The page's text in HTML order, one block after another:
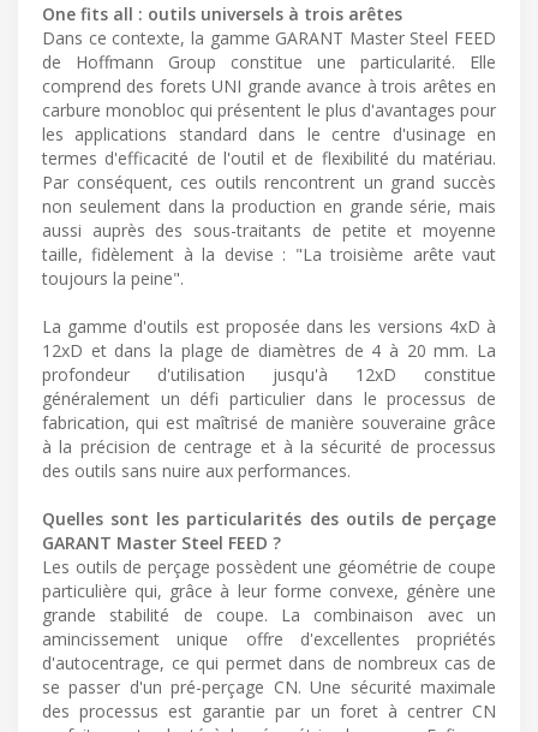
One fits all : outils universels à trois arêtes
Dans ce contexte, la gamme GARANT Master Steel FEED
de Hoffmann Group constitue une particularité. Elle
comprend des forets UNI grande avance à trois arêtes en
carbure monobloc qui présentent le plus d'avantages pour
les applications standard dans le centre d'usinage en
termes d'efficacité de l'outil et de flexibilité du matériau.
Par conséquent, ces outils rencontrent un grand succès
non seulement dans la production en grande série, mais
aussi auprès des sous-traitants de petite et moyenne
taille, fidèlement à la devise : "La troisième arête vaut
toujours la peine".
La gamme d'outils est proposée dans les versions 4xD à
12xD et dans la plage de diamètres de 4 à 20 mm. La
profondeur d'utilisation jusqu'à 12xD constitue
généralement un défi particulier dans le processus de
fabrication, qui est maîtrisé de manière souveraine grâce
à la précision de centrage et à la sécurité de processus
des outils sans nuire aux performances.
Quelles sont les particularités des outils de perçage
GARANT Master Steel FEED ?
Les outils de perçage possèdent une géométrie de coupe
particulière qui, grâce à leur forme convexe, génère une
grande stabilité de coupe. La combinaison avec un
amincissement unique offre d'excellentes propriétés
d'autocentrage, ce qui permet dans de nombreux cas de
se passer d'un pré-perçage CN. Une sécurité maximale
des processus est garantie par un foret à centrer CN